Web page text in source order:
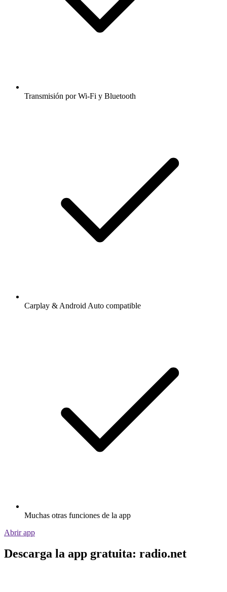
Transmisión por Wi-Fi y Bluetooth
Carplay & Android Auto compatible
Muchas otras funciones de la app
Abrir app
Descarga la app gratuita: radio.net